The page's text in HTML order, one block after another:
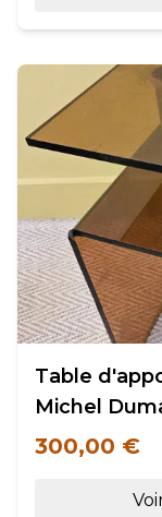
Table
Michel
300,00 €